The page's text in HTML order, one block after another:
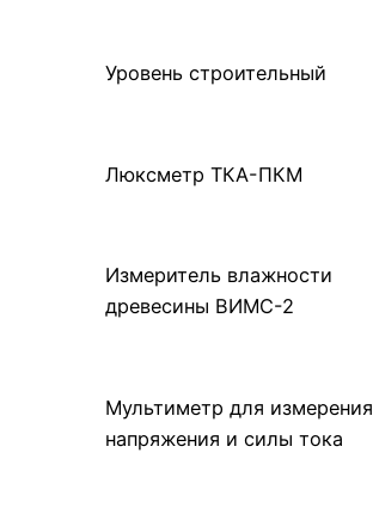
Уровень строительный
Люксметр ТКА-ПКМ
Измеритель влажности
древесины ВИМС-2
Мультиметр для измерения
напряжения и силы тока